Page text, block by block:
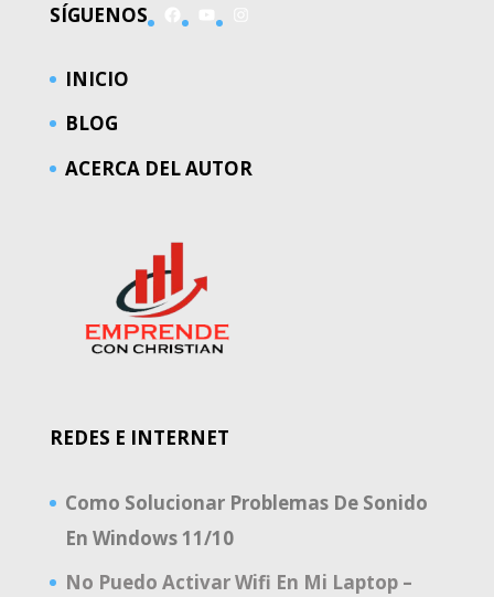
SÍGUENOS
INICIO
BLOG
ACERCA DEL AUTOR
REDES E INTERNET
Como Solucionar Problemas De Sonido
En Windows 11/10
No Puedo Activar Wifi En Mi Laptop –